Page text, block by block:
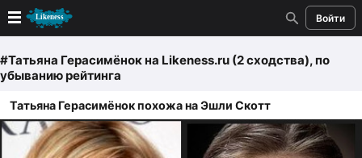
Войти
Новые
Лучшие
Голосование
#Татьяна Герасимëнокна Likeness.ru (2 сходства), по
убыванию рейтинга
Татьяна Герасимёнок похожа на Эшли Скотт